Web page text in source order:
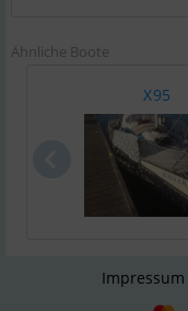
Ähnliche Boote
X95